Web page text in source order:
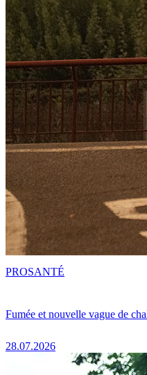
Fumée et nouvelle vague de
28.07.2026
PROSANTÉ